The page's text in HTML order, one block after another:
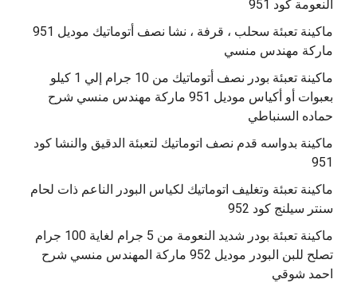
النعومة كود 951
ماكينة تعبئة سحلب ، قرفة ، نشا نصف أتوماتيك موديل 951
ماركة مهندس منسي
ماكينة تعبئة بودر نصف أتوماتيك من 10 جرام إلي 1 كيلو
بعبوات أو أكياس موديل 951 ماركة مهندس منسي شرح
حماده السنباطي
ماكينة بدواسه قدم نصف اتوماتيك لتعبئة الدقيق والنشا كود
951
ماكينة تعبئة وتغليف اتوماتيك لكياس البودر الناعم ذات لحام
سنتر سيلنج كود 952
ماكينة تعبئة بودر شديد النعومة من 5 جرام لغاية 100 جرام
تصلح للبن البودر موديل 952 ماركة المهندس منسي شرح
احمد شوقي